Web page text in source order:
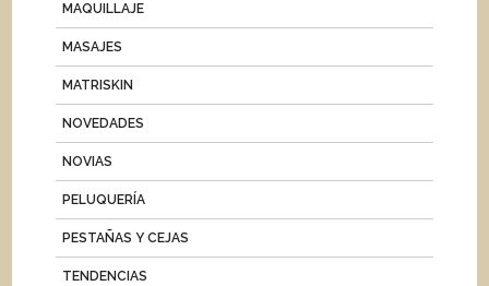
MAQUILLAJE
MASAJES
MATRISKIN
NOVEDADES
NOVIAS
PELUQUERÍA
PESTAÑAS Y CEJAS
TENDENCIAS